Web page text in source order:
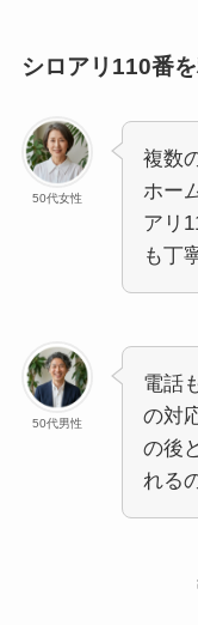
シロアリ110番
50代女性
複数
ホー
アリ
も丁
50代男性
電話
の対
の後
れる